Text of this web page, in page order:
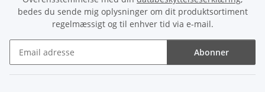
bedes du sende mig oplysninger om dit produktsortiment
regelmæssigt og til enhver tid via e-mail.
Abonner